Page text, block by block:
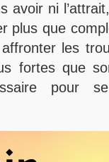
avoir ni
plus que
les
fortes que
pour